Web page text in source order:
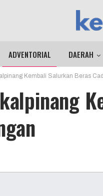
ADVENTORIAL DAERAH
Kembali Salurkan Beras